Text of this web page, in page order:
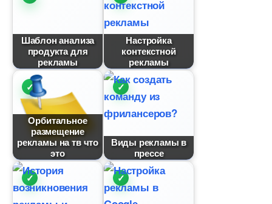
Шаблон анализа
продукта для
рекламы
Настройка
контекстной
рекламы
Орбитальное
размещение
рекламы на тв что
это
иды рекламы
прессе